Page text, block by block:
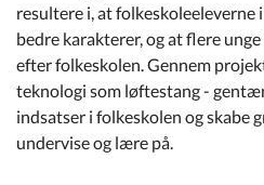
resultere i, at folkeskoleeleverne
bedre karakterer, og at flere
efter folkeskolen. Gennem
teknologi som løftestang -
indsatser i folkeskolen og skabe
undervise og lære på.